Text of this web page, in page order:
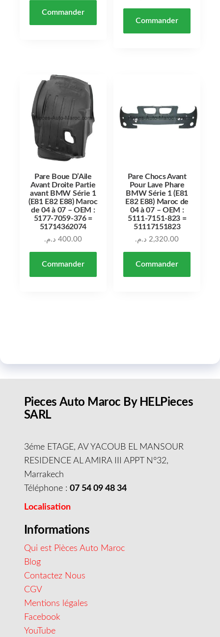
Commander
Commander
Pare Boue D’Aile
Avant Droite Partie
avant BMW Série 1
(E81 E82 E88) Maroc
de 04 à 07 – OEM :
5177-7059-376 =
51714362074
400.00 د.م.
Commander
Pare Chocs Avant
Pour Lave Phare
BMW Série 1 (E81
E82 E88) Maroc de
04 à 07 – OEM :
5111-7151-823 =
51117151823
2,320.00 د.م.
Commander
Pieces Auto Maroc By HELPieces
SARL
3éme ETAGE, AV YACOUB EL MANSOUR
RESIDENCE AL AMIRA III APPT N°32,
Marrakech
Téléphone : 07 54 09 48 34
Localisation
Informations
Qui est Pièces Auto Maroc
Blog
Contactez Nous
CGV
Mentions légales
Facebook
YouTube